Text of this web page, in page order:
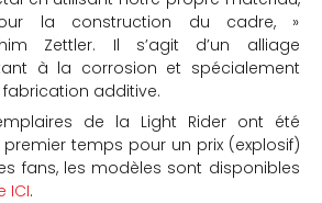
la construction du cadre, »
Zettler. Il s’agit d’un alliage
à la corrosion et spécialement
additive.
de la Light Rider ont été
temps pour un prix (explosif)
fans, les modèles sont disponibles
ICI.